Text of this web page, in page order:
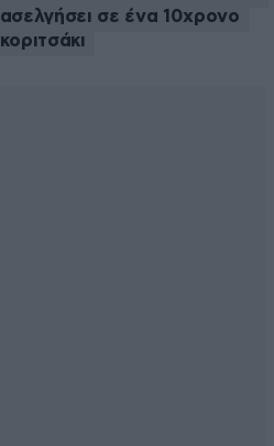
ασελγήσει σε ένα 10χρονο
κοριτσάκι